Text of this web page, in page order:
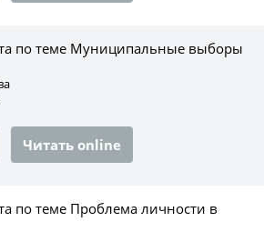
по теме Муниципальные выборы
Читать online
по теме Проблема личности в